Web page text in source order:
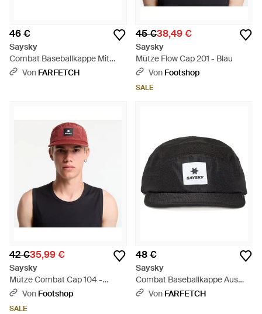
46 €
Saysky
Combat Baseballkappe Mit
Blumenprint - Blau
Von FARFETCH
45 €38,49 €
Saysky
Mütze Flow Cap 201 - Blau
Von Footshop
SALE
42 €35,99 €
Saysky
Mütze Combat Cap 104 -
Schwarz
Von Footshop
SALE
48 €
Saysky
Combat Baseballkappe Aus
Mesh - Schwarz
Von FARFETCH